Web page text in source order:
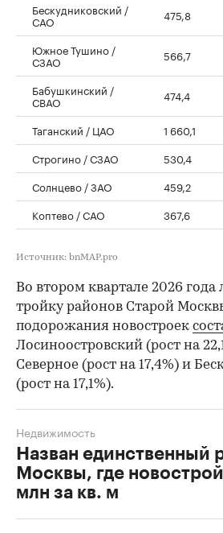
Бескудниковский /
САО 475,8
Южное Тушино /
СЗАО 566,7
Бабушкинский /
СВАО 474,4
Таганский / ЦАО 1 660,1
Строгино / СЗАО
530,4
Солнцево / ЗАО
459,2
Коптево / САО
367,6
Источник: bnMAP.pro
Во втором квартале 2026
тройку районов Старой
подорожания новостроек
Лосиноостровский (рост на
Северное (рост на 17,4%) и
(рост на 17,1%).
Назван единственный
Москвы, где
млн за кв. м
Недвижимость